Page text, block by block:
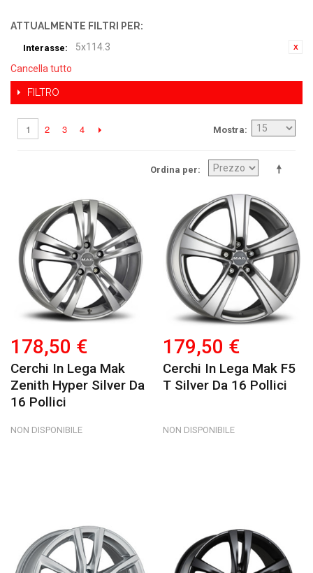
ATTUALMENTE FILTRI PER:
Interasse:
5x114.3
Cancella tutto
FILTRO
Mostra
1 2 3 4
Ordina per
178,50 €
Cerchi In Lega Mak
Zenith Hyper Silver Da
16 Pollici
NON DISPONIBILE
179,50 €
Cerchi In Lega Mak F5
T Silver Da 16 Pollici
NON DISPONIBILE